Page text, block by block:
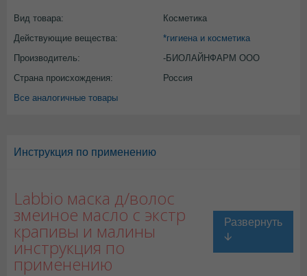
Вид товара:
Косметика
Действующие вещества:
*гигиена и косметика
Производитель:
-БИОЛАЙНФАРМ ООО
Страна происхождения:
Россия
Все аналогичные товары
Инструкция по применению
Labbio маска д/волос
змеиное масло с экстр
крапивы и малины
инструкция по
применению